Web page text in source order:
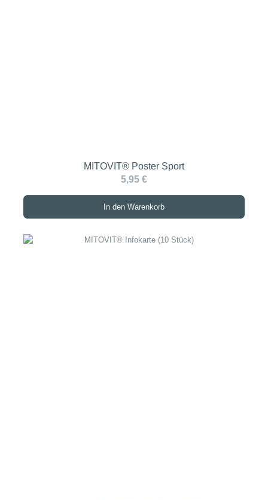
MITOVIT® Poster Sport
5,95 €
In den Warenkorb